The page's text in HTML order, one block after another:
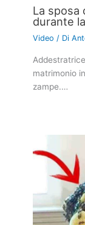
La sposa
durante
Video / Di
matrimonio
zampe.…